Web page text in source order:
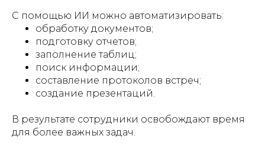
С помощью ИИ можно автоматизировать:
обработку документов;
подготовку отчетов;
заполнение таблиц;
поиск информации;
составление протоколов встреч;
создание презентаций.
В результате сотрудники освобождают время
для более важных задач.